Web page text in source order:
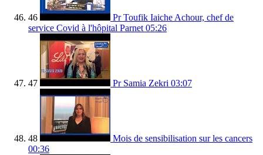
46
Pr Toufik Iaiche Achour, chef de
service Covid à l'hôpital Parnet 05:26
47 Pr Samia Zekri 03:07
48
Mois de sensibilisation sur les cancers
00:36